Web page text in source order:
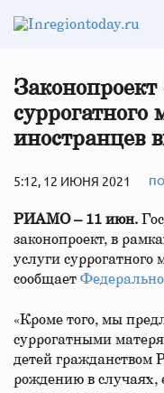
Законопроект
суррогатного
иностранцев
5:12, 12 ИЮНЯ 2021
РИАМО – 11 июн.
законопроект, в
услуги суррогатного
сообщает
«Кроме того, мы
суррогатными
детей гражданством
рождению в случаях,